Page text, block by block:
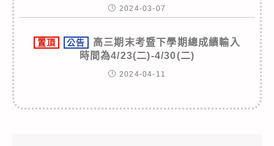
2024-03-07
置頂 公告
高三期末考暨下學期總成績輸入
時間為4/23(二)-4/30(二)
2024-04-11